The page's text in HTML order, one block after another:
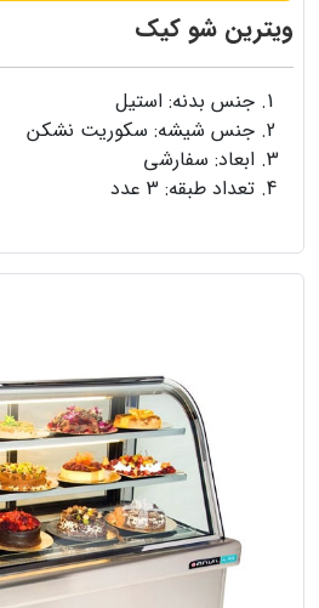
ویترین شو کیک
جنس بدنه: استیل
جنس شیشه: سکوریت نشکن
ابعاد: سفارشی
تعداد طبقه: 3 عدد